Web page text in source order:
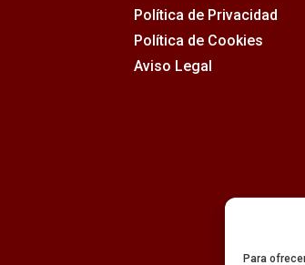
Para
Política de Privacidad
Política de Cookies
Aviso Legal